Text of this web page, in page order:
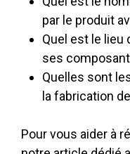
par le produit
Quel est le lieu
ses
Quelles sont
la fabrication
Pour vous aider à